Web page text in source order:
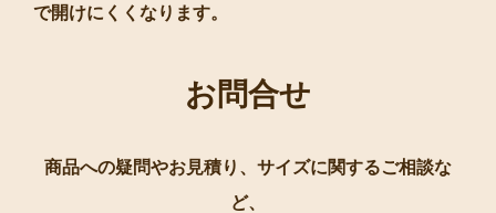
で開けにくくなります。
お問合せ
商品への疑問やお見積り、サイズに関するご相談な
ど、